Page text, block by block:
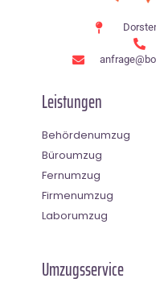
Leistungen
Behördenumzug
Büroumzug
Fernumzug
Firmenumzug
Laborumzug
Umzugsservice